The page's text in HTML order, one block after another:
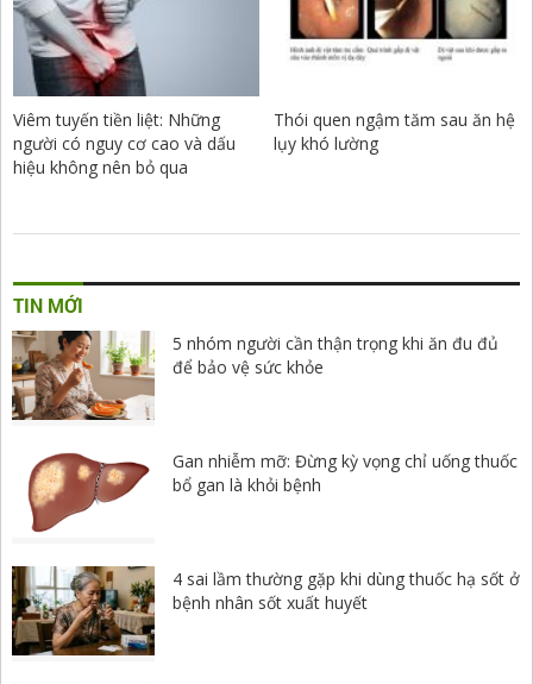
Viêm tuyến tiền liệt: Những
người có nguy cơ cao và dấu
hiệu không nên bỏ qua
Thói quen ngậm tăm sau ăn hệ
lụy khó lường
TIN MỚI
5 nhóm người cần thận trọng khi ăn đu đủ
để bảo vệ sức khỏe
Gan nhiễm mỡ: Đừng kỳ vọng chỉ uống thuốc
bổ gan là khỏi bệnh
4 sai lầm thường gặp khi dùng thuốc hạ sốt ở
bệnh nhân sốt xuất huyết